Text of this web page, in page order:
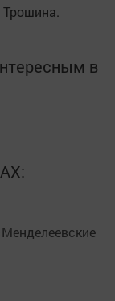
Трошина.
в